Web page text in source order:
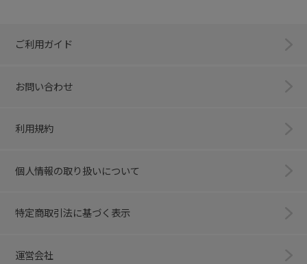
ご利用ガイド
お問い合わせ
利用規約
個人情報の取り扱いについて
特定商取引法に基づく表示
運営会社